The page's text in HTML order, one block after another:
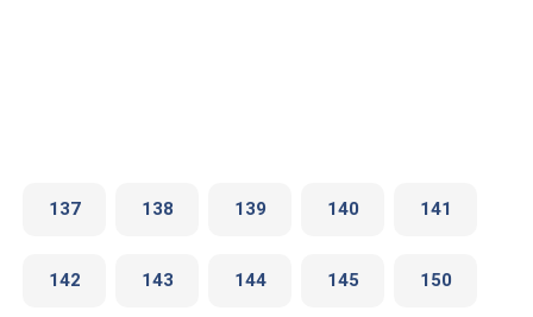
137 138 139 140 141
142 143 144 145 150